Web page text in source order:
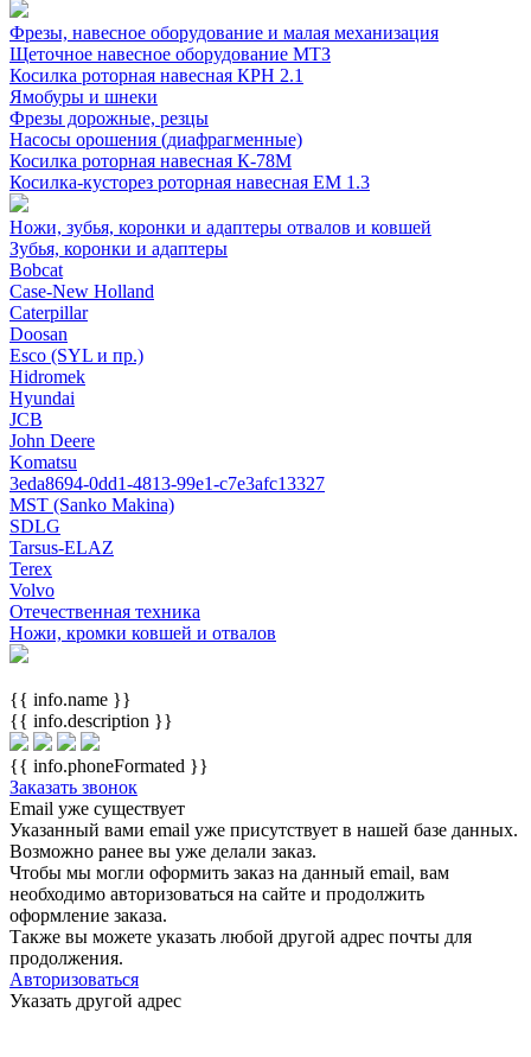
Фрезы, навесное оборудование и малая механизация
Щеточное навесное оборудование МТЗ
Косилка роторная навесная КРН 2.1
Ямобуры и шнеки
Фрезы дорожные, резцы
Насосы орошения (диафрагменные)
Косилка роторная навесная К-78М
Косилка-кусторез роторная навесная ЕМ 1.3
Ножи, зубья, коронки и адаптеры отвалов и ковшей
Зубья, коронки и адаптеры
Bobcat
Case-New Holland
Caterpillar
Doosan
Esco (SYL и пр.)
Hidromek
Hyundai
JCB
John Deere
Komatsu
3eda8694-0dd1-4813-99e1-c7e3afc13327
MST (Sanko Makina)
SDLG
Tarsus-ELAZ
Terex
Volvo
Отечественная техника
Ножи, кромки ковшей и отвалов
{{ info.name }}
{{ info.description }}
{{ info.phoneFormated }}
Заказать звонок
Email уже существует
Указанный вами email уже присутствует в нашей базе данных.
Возможно ранее вы уже делали заказ.
Чтобы мы могли оформить заказ на данный email, вам
необходимо авторизоваться на сайте и продолжить
оформление заказа.
Также вы можете указать любой другой адрес почты для
продолжения.
Авторизоваться
Указать другой адрес